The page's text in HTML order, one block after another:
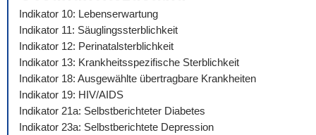
Indikator 10: Lebenserwartung
Indikator 11: Säuglingssterblichkeit
Indikator 12: Perinatalsterblichkeit
Indikator 13: Krankheitsspezifische Sterblichkeit
Indikator 18: Ausgewählte übertragbare Krankheiten
Indikator 19: HIV/AIDS
Indikator 21a: Selbstberichteter Diabetes
Indikator 23a: Selbstberichtete Depression